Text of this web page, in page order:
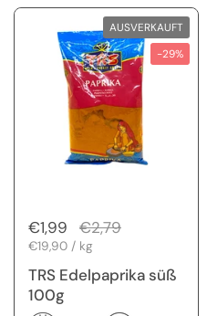
Regulärer Preis
€1,99 Sale-Preis
€2,79
Stückpreis
€19,90 / kg
TRS Edelpaprika süß
100g
AUSVERKAUFT
-29%